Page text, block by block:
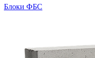
Блоки ФБС